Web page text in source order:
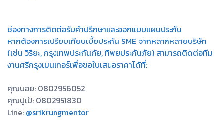
ช่องทางการติดต่อรับคำปรึกษาและออกแบบแผนประกัน
หากต้องการเปรียบเทียบเบี้ยประกัน SME จากหลากหลายบริษัท
(เช่น วิริยะ, กรุงเทพประกันภัย, ทิพยประกันภัย) สามารถติดต่อทีม
งานศรีกรุงเมนเทอร์เพื่อขอใบเสนอราคาได้ที่:
คุณบอย: 0802956052
คุณปูเป้: 0802951830
Line: @srikrungmentor